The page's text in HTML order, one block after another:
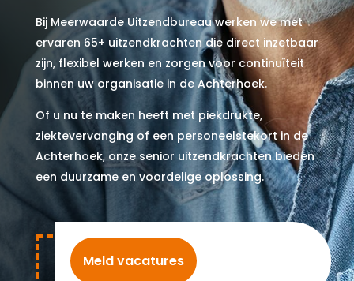
Bij Meerwaarde Uitzendbureau werken we met
ervaren 65+ uitzendkrachten die direct inzetbaar
zijn, flexibel werken en zorgen voor continuïteit
binnen uw organisatie in de Achterhoek.
Of u nu te maken heeft met piekdrukte,
ziektevervanging of een personeelstekort in de
Achterhoek, onze senior uitzendkrachten bieden
een duurzame en voordelige oplossing.
Meld vacatures